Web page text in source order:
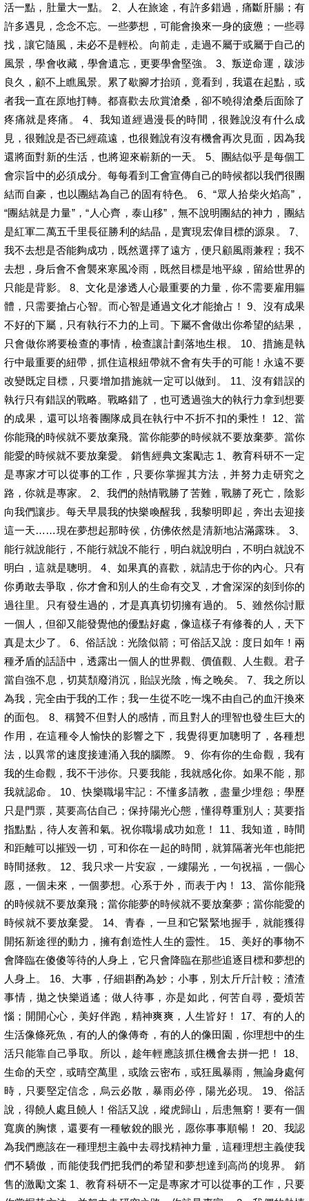
活一點，肚量大一點。 2、人在旅途，有許多錯過，痛斷肝腸；有
許多遇見，念念不忘。一些夢想，可能會換來一身的疲憊；一些尋
找，讓它隨風，未必不是輕松。向前走，走過不屬于或屬于自己的
風景，學會收藏，學會遺忘，更要學會堅強。 3、叛逆命運，跋涉
良久，顧不上瞧風景。累了歇腳才抬頭，竟看到，我還在起點，或
者我一直在原地打轉。都喜歡去欣賞滄桑，卻不曉得滄桑后面除了
疼痛就是疼痛。 4、我知道經過漫長的時間，很難說沒有什么成
見，很難說是否已經疏遠，也很難說有沒有機會再次見面，因為我
還將面對新的生活，也將迎來嶄新的一天。 5、團結似乎是每個工
會宗旨中的必須成分。每每看到工會宣傳自己的時候都以我們很團
結而自豪，也以團結為自己的固有特色。 6、“眾人拾柴火焰高”，
“團結就是力量”，“人心齊，泰山移”，無不說明團結的神力，團結
是紅軍二萬五千里長征勝利的結晶，是實現宏偉目標的源泉。 7、
我不去想是否能夠成功，既然選擇了遠方，便只顧風雨兼程；我不
去想，身后會不會襲來寒風冷雨，既然目標是地平線，留給世界的
只能是背影。 8、文化是滲透人心最重要的力量，你不需要雇用軀
體，只需要搶占心智。而心智是通過文化才能搶占！ 9、沒有成果
不好的下屬，只有執行不力的上司。下屬不會做出你希望的結果，
只會做你將要檢查的事情，檢查讓計劃落地生根。 10、措施是執
行中最重要的紐帶，抓住這根紐帶就不會有失手的可能！永遠不要
改變既定目標，只要增加措施就一定可以做到。 11、沒有錯誤的
執行只有錯誤的戰略。戰略錯了，也可透過強大的執行力拿到想要
的成果，還可以培養團隊成員在執行中不折不扣的秉性！ 12、當
你能飛的時候就不要放棄飛。當你能夢的時候就不要放棄夢。當你
能愛的時候就不要放棄愛。 銷售經典文案勵志 1、教育科研不一定
是專家才可以從事的工作，只要你掌握其方法，并努力走研究之
路，你就是專家。 2、我們的熱情戰勝了苦難，戰勝了死亡，陰影
向我們讓步。每天早晨我的快樂喚醒我，我黎明即起，奔出去迎接
這一天……現在夢想起那時侯，仿佛依然是清新地沾滿露珠。 3、
能行就說能行，不能行就說不能行，明白就說明白，不明白就說不
明白，這就是聰明。 4、如果真的喜歡，就請忠于你的內心。只有
你勇敢去爭取，你才會和別人的生命有交叉，才會深深的刻到你的
過往里。只有發生過的，才是真真切切擁有過的。 5、雖然你討厭
一個人，但卻又能發覺他的優點好處，像這樣子有修養的人，天下
真是太少了。 6、俗話說：光陰似箭；可俗話又說：度日如年！兩
種矛盾的話語中，透露出一個人的世界觀、價值觀、人生觀。君子
當自強不息，切莫頹廢消沉，貽誤光陰，悔之晚矣。 7、我之所以
為我，完全由于我的工作；我一生從不吃一塊不由自己的血汗換來
的面包。 8、稱贊不但對人的感情，而且對人的理智也發生巨大的
作用，在這種令人愉快的影響之下，我覺得更加聰明了，各種想
法，以異常的速度接連涌入我的腦際。 9、你有你的生命觀，我有
我的生命觀，我不干涉你。只要我能，我就感化你。如果不能，那
我就認命。 10、快樂職場牢記：不懂多請教，盡量少埋怨；學歷
只是門票，莫要高估自己；保持陽光心態，懂得尊重別人；莫要指
指點點，待人友善和氣。祝你職場成功如意！ 11、我知道，時間
和距離可以摧毀一切，可和你在一起的時間，就算隔著光年也能把
時間拯救。 12、我只求一片安寂，一縷陽光，一句祝福，一個心
愿，一個未來，一個夢想。心系于外，而表于內！ 13、當你能飛
的時候就不要放棄飛；當你能夢的時候就不要放棄夢；當你能愛的
時候就不要放棄愛。 14、青春，一旦和它緊緊地握手，就能獲得
開拓新途徑的動力，擁有創造性人生的靈性。 15、美好的事物不
會降臨在傻傻等待的人身上，它只會降臨在那些追逐目標和夢想的
人身上。 16、大事，仔細斟酌為妙；小事，別太斤斤計較；渣渣
事情，拋之快樂逍遙；做人待事，亦是如此，何苦自尋，憂煩苦
惱；開開心心，美好伴跑，精神爽爽，人生皆好！ 17、有的人的
生活像條死魚，有的人的像傳奇，有的人的像田園，你理想中的生
活只能靠自己爭取。所以，趁年輕應該抓住機會去拼一把！ 18、
生命的天空，或晴空萬里，或陰云密布，或狂風暴雨，無論身處何
時，只要堅定信念，烏云必散，暴雨必停，陽光必現。 19、俗話
說，得饒人處且饒人！俗話又說，縱虎歸山，后患無窮！要有一個
寬廣的胸懷，還要有一種敏銳的眼光，愿你事事順暢！ 20、我認
為我們應該在一種理想主義中去尋找精神力量，這種理想主義使我
們不驕傲，而能使我們把我們的希望和夢想達到高尚的境界。 銷
售的激勵文案 1、教育科研不一定是專家才可以從事的工作，只要